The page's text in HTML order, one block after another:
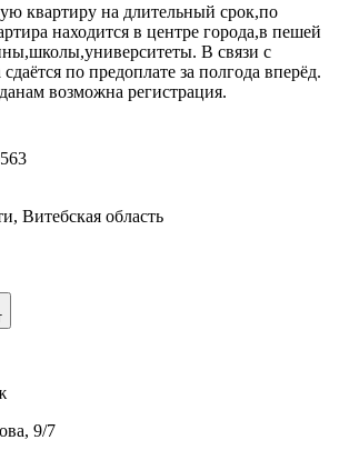
квартиру на длительный срок,по
находится в центре города,в пешей
В связи с
по предоплате за полгода вперёд.
возможна регистрация.
Витебская область
9/7